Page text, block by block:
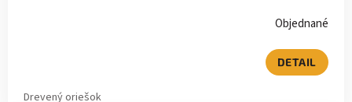
Objednané
DETAIL
Drevený oriešok